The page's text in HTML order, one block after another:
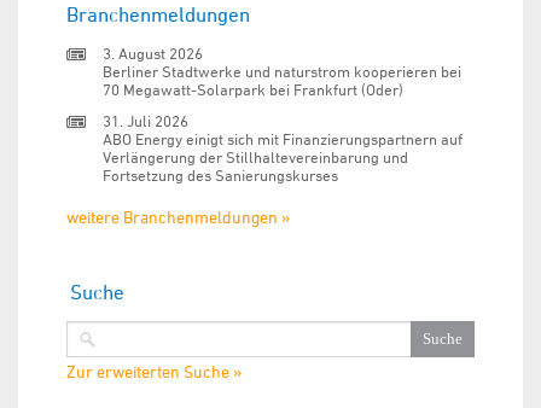
Branchenmeldungen
3. August 2026
Berliner Stadtwerke und naturstrom kooperieren bei
70 Megawatt-Solarpark bei Frankfurt (Oder)
31. Juli 2026
ABO Energy einigt sich mit Finanzierungspartnern auf
Verlängerung der Stillhaltevereinbarung und
Fortsetzung des Sanierungskurses
weitere Branchenmeldungen »
Suche
Zur erweiterten Suche »